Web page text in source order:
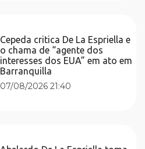
Cepeda critica De La Espriella e
o chama de “agente dos
interesses dos EUA” em ato em
Barranquilla
07/08/2026 21:40